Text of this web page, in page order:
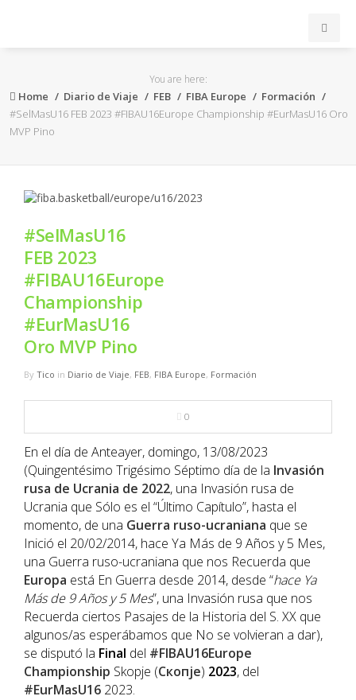
ACB
FEB
FIBA
OTROS
FORMACIÓN
MULTIMEDIA
RIO 2016
You are here:
Home Diario de Viaje FEB FIBA Europe
Formación
#SelMasU16 FEB 2023 #FIBAU16Europe Championship #EurMasU16 Oro
MVP Pino
#SelMasU16
FEB 2023
#FIBAU16Europe
Championship
#EurMasU16
Oro MVP Pino
By Tico in Diario de Viaje, FEB, FIBA Europe, Formación
0
En el día de Anteayer, domingo, 13/08/2023
(Quingentésimo Trigésimo Séptimo día de la Invasión
rusa de Ucrania de 2022, una Invasión rusa de
Ucrania que Sólo es el “Último Capítulo”, hasta el
momento, de una Guerra ruso-ucraniana que se
Inició el 20/02/2014, hace Ya Más de 9 Años y 5 Mes,
una Guerra ruso-ucraniana que nos Recuerda que
Europa está En Guerra desde 2014, desde “hace Ya
Más de 9 Años y 5 Mes”, una Invasión rusa que nos
Recuerda ciertos Pasajes de la Historia del S. XX que
algunos/as esperábamos que No se volvieran a dar),
se disputó la Final del #FIBAU16Europe
Championship Skopje (Скопје) 2023, del
#EurMasU16 2023.